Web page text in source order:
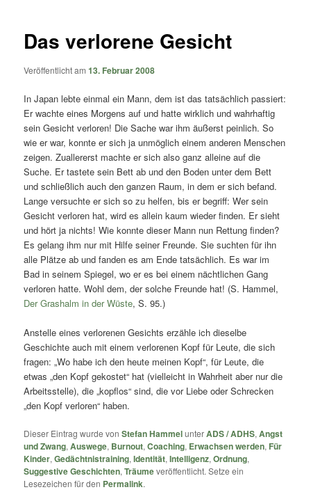
Das verlorene Gesicht
Veröffentlicht am13. Februar 2008
In Japan lebte einmal ein Mann, dem ist das tatsächlich passiert:
Er wachte eines Morgens auf und hatte wirklich und wahrhaftig
sein Gesicht verloren! Die Sache war ihm äußerst peinlich. So
wie er war, konnte er sich ja unmöglich einem anderen Menschen
zeigen. Zuallererst machte er sich also ganz alleine auf die
Suche. Er tastete sein Bett ab und den Boden unter dem Bett
und schließlich auch den ganzen Raum, in dem er sich befand.
Lange versuchte er sich so zu helfen, bis er begriff: Wer sein
Gesicht verloren hat, wird es allein kaum wieder finden. Er sieht
und hört ja nichts! Wie konnte dieser Mann nun Rettung finden?
Es gelang ihm nur mit Hilfe seiner Freunde. Sie suchten für ihn
alle Plätze ab und fanden es am Ende tatsächlich. Es war im
Bad in seinem Spiegel, wo er es bei einem nächtlichen Gang
verloren hatte. Wohl dem, der solche Freunde hat! (S. Hammel,
Der Grashalm in der Wüste, S. 95.)
Anstelle eines verlorenen Gesichts erzähle ich dieselbe
Geschichte auch mit einem verlorenen Kopf für Leute, die sich
fragen: „Wo habe ich den heute meinen Kopf“, für Leute, die
etwas „den Kopf gekostet“ hat (vielleicht in Wahrheit aber nur die
Arbeitsstelle), die „kopflos“ sind, die vor Liebe oder Schrecken
„den Kopf verloren“ haben.
Dieser Eintrag wurde vonStefan HammelunterADS / ADHS,Angst
und Zwang,Auswege, Burnout,Coaching, Erwachsen werden, Für
Kinder,Gedächtnistraining,Identität,Intelligenz,Ordnung,
Suggestive Geschichten,Träumeveröffentlicht. Setze ein
Lesezeichen für den Permalink.